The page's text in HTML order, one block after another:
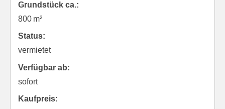
Grund­stück ca.:
800 m²
Status:
vermietet
Verfügbar ab:
sofort
Kaufpreis: